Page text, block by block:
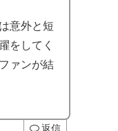
意外と短
をしてく
ァンが結
返信